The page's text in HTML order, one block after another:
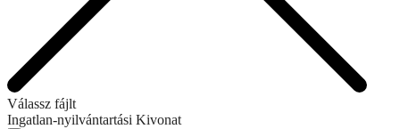
Válassz fájlt
Ingatlan-nyilvántartási Kivonat